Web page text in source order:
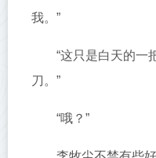
我。”
“这只是白天的一
刀。”
“哦？”